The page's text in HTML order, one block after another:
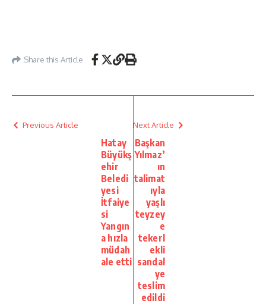
Share this Article
Previous Article
Hatay
Büyükş
ehir
Beledi
yesi
İtfaiye
si
Yangın
a hızla
müdah
ale etti
Next Article
Başkan
Yılmaz’
ın
talimat
ıyla
yaşlı
teyzey
e
tekerl
ekli
sandal
ye
teslim
edildi